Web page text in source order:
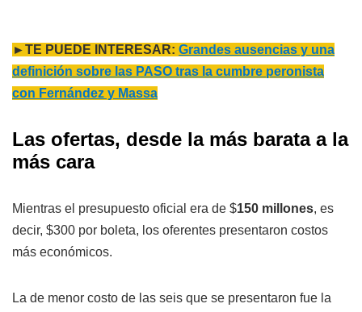
►TE PUEDE INTERESAR: Grandes ausencias y una
definición sobre las PASO tras la cumbre peronista
con Fernández y Massa
Las ofertas, desde la más barata a la
más cara
Mientras el presupuesto oficial era de $150 millones, es
decir, $300 por boleta, los oferentes presentaron costos
más económicos.
La de menor costo de las seis que se presentaron fue la